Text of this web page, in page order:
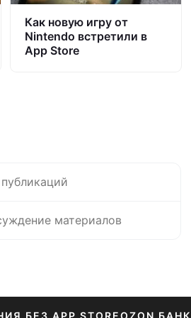
Как новую игру от
Nintendo встретили в
App Store
материалов